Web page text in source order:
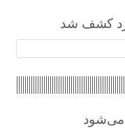
می‌شود